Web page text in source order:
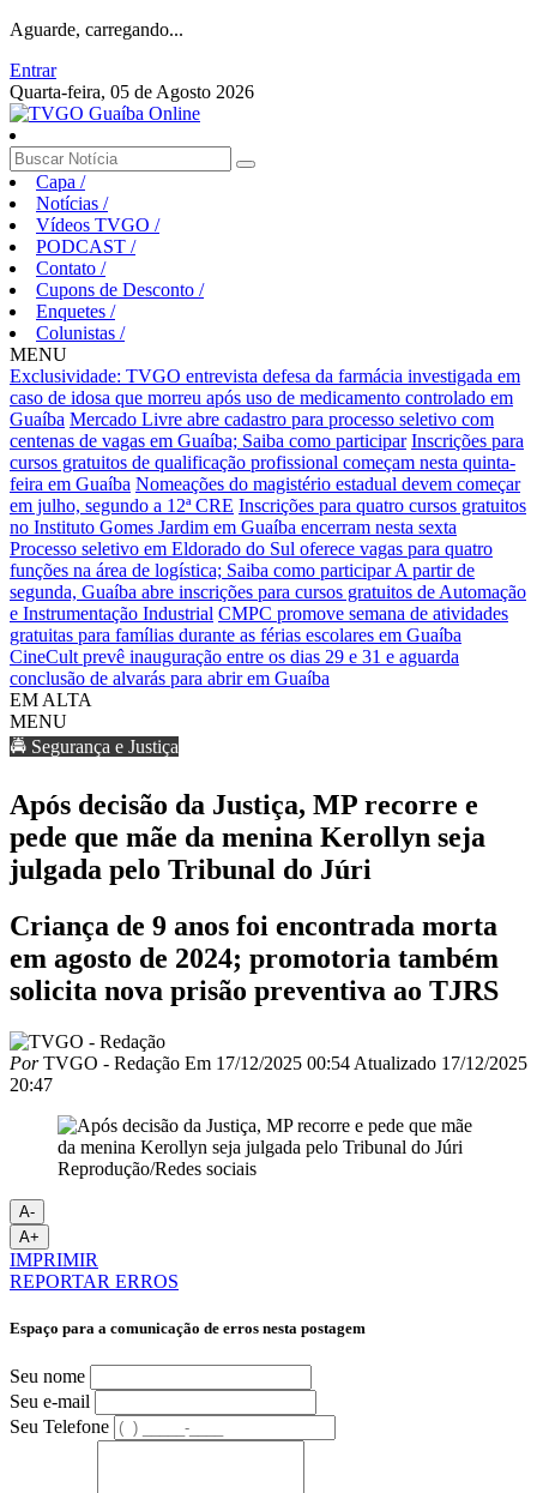
Aguarde, carregando...
Entrar
Quarta-feira, 05 de Agosto 2026
Capa /
Notícias /
Vídeos TVGO /
PODCAST /
Contato /
Cupons de Desconto /
Enquetes /
Colunistas /
MENU
Exclusividade: TVGO entrevista defesa da farmácia investigada em
caso de idosa que morreu após uso de medicamento controlado em
Guaíba Mercado Livre abre cadastro para processo seletivo com
centenas de vagas em Guaíba; Saiba como participar Inscrições para
cursos gratuitos de qualificação profissional começam nesta quinta-
feira em Guaíba Nomeações do magistério estadual devem começar
em julho, segundo a 12ª CRE Inscrições para quatro cursos gratuitos
no Instituto Gomes Jardim em Guaíba encerram nesta sexta
Processo seletivo em Eldorado do Sul oferece vagas para quatro
funções na área de logística; Saiba como participarA partir de
segunda, Guaíba abre inscrições para cursos gratuitos de Automação
e Instrumentação Industrial CMPC promove semana de atividades
gratuitas para famílias durante as férias escolares em Guaíba
CineCult prevê inauguração entre os dias 29 e 31 e aguarda
conclusão de alvarás para abrir em Guaíba
EM ALTA
MENU
🚔 Segurança e Justiça
Após decisão da Justiça, MP recorre e
pede que mãe da menina Kerollyn seja
julgada pelo Tribunal do Júri
Criança de 9 anos foi encontrada morta
em agosto de 2024; promotoria também
solicita nova prisão preventiva ao TJRS
PorTVGO - Redação Em 17/12/2025 00:54 Atualizado 17/12/2025
20:47
Reprodução/Redes sociais
A-
A+
IMPRIMIR
REPORTAR ERROS
Espaço para a comunicação de erros nesta postagem
Seu nome
Seu e-mail
Seu Telefone